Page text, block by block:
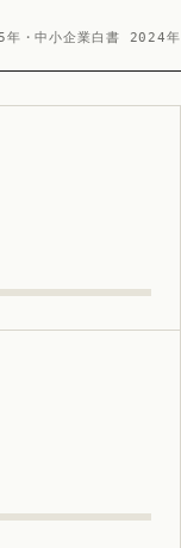
・中小企業白書 2024年